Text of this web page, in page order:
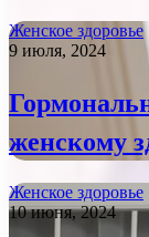
Женское здоровье
9 июля, 2024
женскому
Женское здоровье
10 июня, 2024